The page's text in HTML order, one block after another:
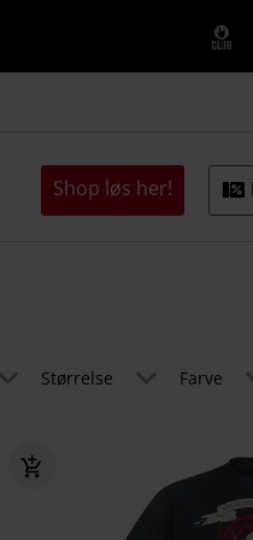
Shop løs her!
Størrelse Farve